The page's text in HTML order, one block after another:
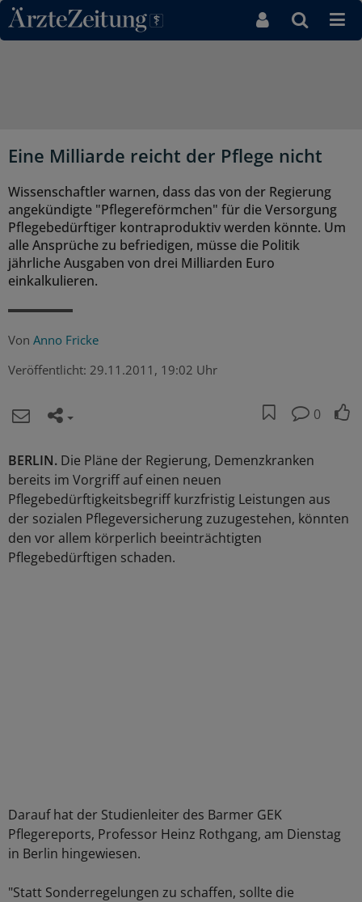
Direkt zum Inhaltsbereich
Eine Milliarde reicht der Pflege nicht
Wissenschaftler warnen, dass das von der Regierung
angekündigte "Pflegereförmchen" für die Versorgung
Pflegebedürftiger kontraproduktiv werden könnte. Um
alle Ansprüche zu befriedigen, müsse die Politik
jährliche Ausgaben von drei Milliarden Euro
einkalkulieren.
Von Anno Fricke
Veröffentlicht: 29.11.2011, 19:02 Uhr
0
BERLIN. Die Pläne der Regierung, Demenzkranken
bereits im Vorgriff auf einen neuen
Pflegebedürftigkeitsbegriff kurzfristig Leistungen aus
der sozialen Pflegeversicherung zuzugestehen, könnten
den vor allem körperlich beeinträchtigten
Pflegebedürftigen schaden.
Darauf hat der Studienleiter des Barmer GEK
Pflegereports, Professor Heinz Rothgang, am Dienstag
in Berlin hingewiesen.
"Statt Sonderregelungen zu schaffen, sollte die